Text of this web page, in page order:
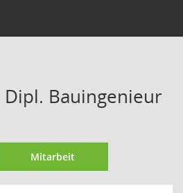
Dipl. Bauingenieur
Mitarbeit